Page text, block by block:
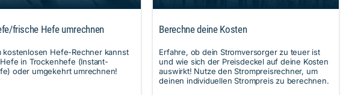
frische Hefe umrechnen
kostenlosen Hefe-Rechner kannst
in Trockenhefe (Instant-
oder umgekehrt umrechnen!
Berechne deine Kosten
Erfahre, ob dein Stromversorger zu teuer ist
und wie sich der Preisdeckel auf deine Kosten
auswirkt! Nutze den Strompreisrechner, um
deinen individuellen Strompreis zu berechnen.